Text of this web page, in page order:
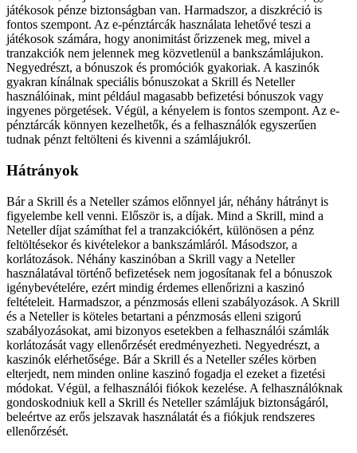
játékosok pénze biztonságban van. Harmadszor, a diszkréció is
fontos szempont. Az e-pénztárcák használata lehetővé teszi a
játékosok számára, hogy anonimitást őrizzenek meg, mivel a
tranzakciók nem jelennek meg közvetlenül a bankszámlájukon.
Negyedrészt, a bónuszok és promóciók gyakoriak. A kaszinók
gyakran kínálnak speciális bónuszokat a Skrill és Neteller
használóinak, mint például magasabb befizetési bónuszok vagy
ingyenes pörgetések. Végül, a kényelem is fontos szempont. Az e-
pénztárcák könnyen kezelhetők, és a felhasználók egyszerűen
tudnak pénzt feltölteni és kivenni a számlájukról.
Hátrányok
Bár a Skrill és a Neteller számos előnnyel jár, néhány hátrányt is
figyelembe kell venni. Először is, a díjak. Mind a Skrill, mind a
Neteller díjat számíthat fel a tranzakciókért, különösen a pénz
feltöltésekor és kivételekor a bankszámláról. Másodszor, a
korlátozások. Néhány kaszinóban a Skrill vagy a Neteller
használatával történő befizetések nem jogosítanak fel a bónuszok
igénybevételére, ezért mindig érdemes ellenőrizni a kaszinó
feltételeit. Harmadszor, a pénzmosás elleni szabályozások. A Skrill
és a Neteller is köteles betartani a pénzmosás elleni szigorú
szabályozásokat, ami bizonyos esetekben a felhasználói számlák
korlátozását vagy ellenőrzését eredményezheti. Negyedrészt, a
kaszinók elérhetősége. Bár a Skrill és a Neteller széles körben
elterjedt, nem minden online kaszinó fogadja el ezeket a fizetési
módokat. Végül, a felhasználói fiókok kezelése. A felhasználóknak
gondoskodniuk kell a Skrill és Neteller számlájuk biztonságáról,
beleértve az erős jelszavak használatát és a fiókjuk rendszeres
ellenőrzését.